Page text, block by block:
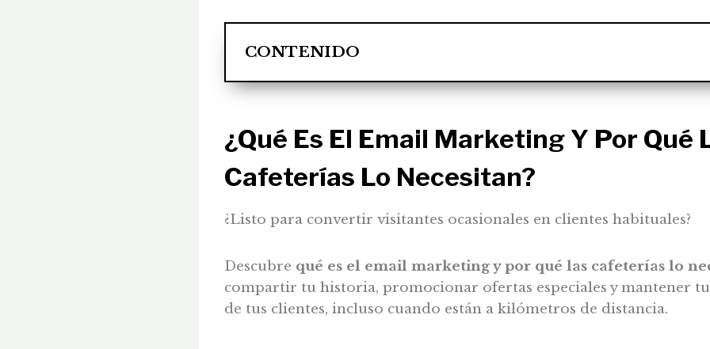
CONTENIDO
¿Qué Es El Email Marketing Y Por Qué
Cafeterías Lo Necesitan?
¿Listo para convertir visitantes ocasionales en clientes habituales?
Descubre qué es el email marketing y por qué las cafeterías lo
compartir tu historia, promocionar ofertas especiales y mantener
de tus clientes, incluso cuando están a kilómetros de distancia.